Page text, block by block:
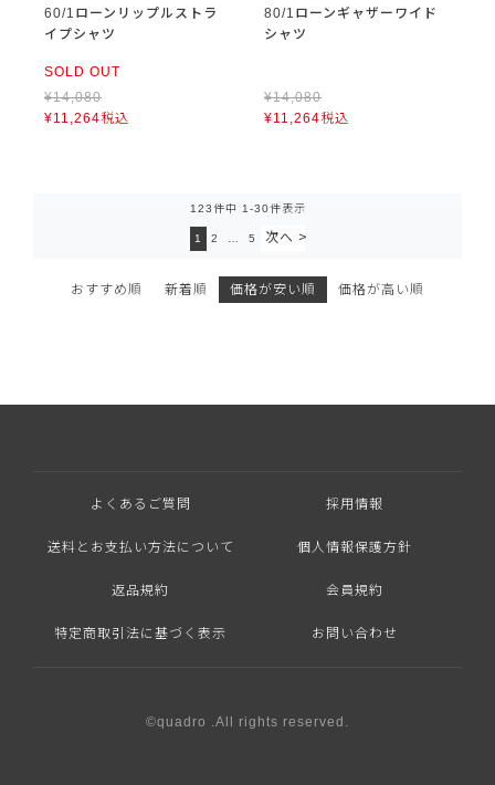
60/1ローンリップルストラ
イプシャツ
SOLD OUT
¥14,080
¥11,264税込
80/1ローンギャザーワイド
シャツ
¥14,080
¥11,264税込
おすすめ順 新着順 価格が安い順 価格が高い順
123件中 1 -30件表示
1 2 5
よくあるご質問 採用情報
送料とお支払い方法について 個人情報保護方針
返品規約 会員規約
特定商取引法に基づく表示 お問い合わせ
©quadro .All rights reserved.